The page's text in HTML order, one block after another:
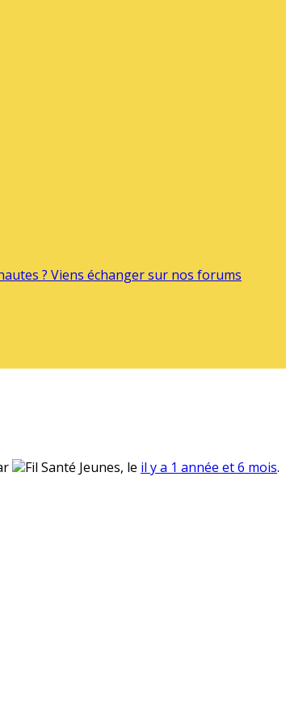
? Viens échanger sur nos forums
Fil Santé Jeunes, le il y a 1 année et 6 mois.